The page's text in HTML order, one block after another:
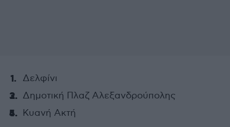
Δελφίνι
Δημοτική Πλαζ Αλεξανδρούπολης
Κυανή Ακτή